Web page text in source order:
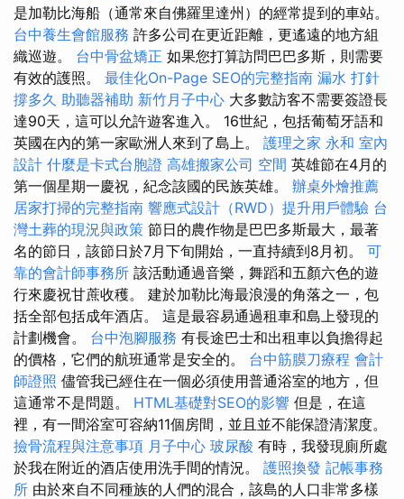
是加勒比海船（通常來自佛羅里達州）的經常提到的車站。
台中養生會館服務 許多公司在更近距離，更遙遠的地方組
織巡遊。 台中骨盆矯正 如果您打算訪問巴巴多斯，則需要
有效的護照。 最佳化On-Page SEO的完整指南 漏水 打針
撐多久 助聽器補助 新竹月子中心 大多數訪客不需要簽證長
達90天，這可以允許遊客進入。 16世紀，包括葡萄牙語和
英國在內的第一家歐洲人來到了島上。 護理之家 永和 室內
設計 什麼是卡式台胞證 高雄搬家公司 空間 英雄節在4月的
第一個星期一慶祝，紀念該國的民族英雄。 辦桌外燴推薦
居家打掃的完整指南 響應式設計（RWD）提升用戶體驗 台
灣土葬的現況與政策 節日的農作物是巴巴多斯最大，最著
名的節日，該節日於7月下旬開始，一直持續到8月初。 可
靠的會計師事務所 該活動通過音樂，舞蹈和五顏六色的遊
行來慶祝甘蔗收穫。 建於加勒比海最浪漫的角落之一，包
括全部包括成年酒店。 這是最容易通過租車和島上發現的
計劃機會。 台中泡腳服務 有長途巴士和出租車以負擔得起
的價格，它們的航班通常是安全的。 台中筋膜刀療程 會計
師證照 儘管我已經住在一個必須使用普通浴室的地方，但
這通常不是問題。 HTML基礎對SEO的影響 但是，在這
裡，有一間浴室可容納11個房間，並且並不能保證清潔度。
撿骨流程與注意事項 月子中心 玻尿酸 有時，我發現廁所處
於我在附近的酒店使用洗手間的情況。 護照換發 記帳事務
所 由於來自不同種族的人們的混合，該島的人口非常多樣